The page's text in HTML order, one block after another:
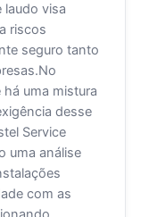
laudo visa
riscos
seguro tanto
uma mistura
desse
Service
uma análise
com as